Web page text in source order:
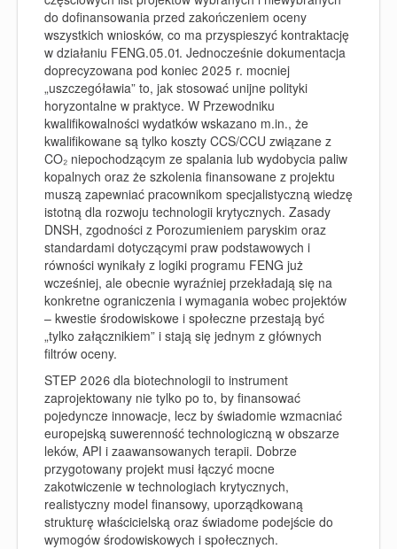
do dofinansowania przed zakończeniem oceny
wszystkich wniosków, co ma przyspieszyć kontraktację
w działaniu FENG.05.01. Jednocześnie dokumentacja
doprecyzowana pod koniec 2025 r. mocniej
„uszczegóławia” to, jak stosować unijne polityki
horyzontalne w praktyce. W Przewodniku
kwalifikowalności wydatków wskazano m.in., że
kwalifikowane są tylko koszty CCS/CCU związane z
CO₂ niepochodzącym ze spalania lub wydobycia paliw
kopalnych oraz że szkolenia finansowane z projektu
muszą zapewniać pracownikom specjalistyczną wiedzę
istotną dla rozwoju technologii krytycznych. Zasady
DNSH, zgodności z Porozumieniem paryskim oraz
standardami dotyczącymi praw podstawowych i
równości wynikały z logiki programu FENG już
wcześniej, ale obecnie wyraźniej przekładają się na
konkretne ograniczenia i wymagania wobec projektów
– kwestie środowiskowe i społeczne przestają być
„tylko załącznikiem” i stają się jednym z głównych
filtrów oceny.
STEP 2026 dla biotechnologii to instrument
zaprojektowany nie tylko po to, by finansować
pojedyncze innowacje, lecz by świadomie wzmacniać
europejską suwerenność technologiczną w obszarze
leków, API i zaawansowanych terapii. Dobrze
przygotowany projekt musi łączyć mocne
zakotwiczenie w technologiach krytycznych,
realistyczny model finansowy, uporządkowaną
strukturę właścicielską oraz świadome podejście do
wymogów środowiskowych i społecznych.